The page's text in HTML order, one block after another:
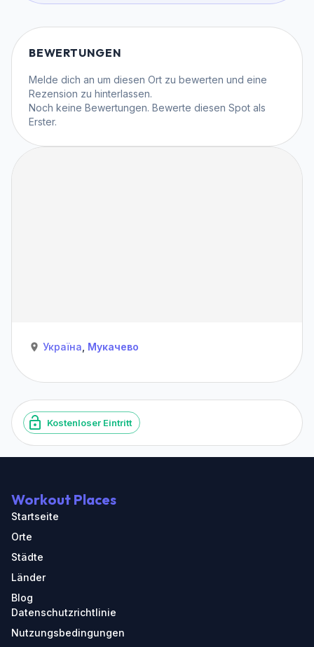
BEWERTUNGEN
Melde dich an um diesen Ort zu bewerten und eine
Rezension zu hinterlassen.
Noch keine Bewertungen. Bewerte diesen Spot als
Erster.
Україна, Мукачево
Kostenloser Eintritt
Workout Places
Startseite
Orte
Städte
Länder
Blog
Datenschutzrichtlinie
Nutzungsbedingungen